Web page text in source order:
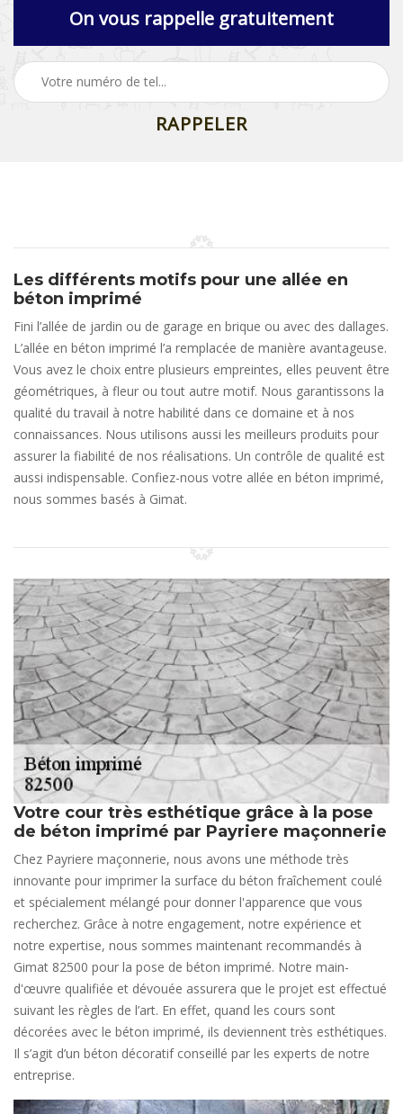
On vous rappelle gratuitement
Les différents motifs pour une allée en
béton imprimé
Fini l’allée de jardin ou de garage en brique ou avec des dallages.
L’allée en béton imprimé l’a remplacée de manière avantageuse.
Vous avez le choix entre plusieurs empreintes, elles peuvent être
géométriques, à fleur ou tout autre motif. Nous garantissons la
qualité du travail à notre habilité dans ce domaine et à nos
connaissances. Nous utilisons aussi les meilleurs produits pour
assurer la fiabilité de nos réalisations. Un contrôle de qualité est
aussi indispensable. Confiez-nous votre allée en béton imprimé,
nous sommes basés à Gimat.
Votre cour très esthétique grâce à la pose
de béton imprimé par Payriere maçonnerie
Chez Payriere maçonnerie, nous avons une méthode très
innovante pour imprimer la surface du béton fraîchement coulé
et spécialement mélangé pour donner l'apparence que vous
recherchez. Grâce à notre engagement, notre expérience et
notre expertise, nous sommes maintenant recommandés à
Gimat 82500 pour la pose de béton imprimé. Notre main-
d'œuvre qualifiée et dévouée assurera que le projet est effectué
suivant les règles de l’art. En effet, quand les cours sont
décorées avec le béton imprimé, ils deviennent très esthétiques.
Il s’agit d’un béton décoratif conseillé par les experts de notre
entreprise.